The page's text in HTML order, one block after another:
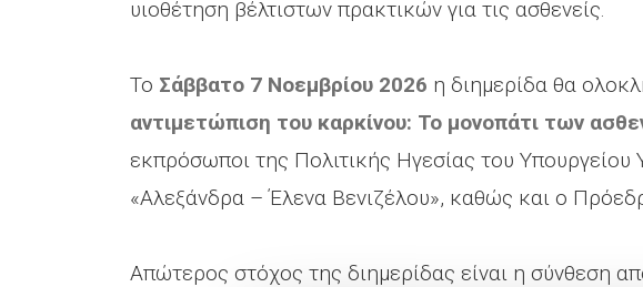
υιοθέτηση βέλτιστων πρακτικών για τις ασθενείς.
Το Σάββατο 7 Νοεμβρίου 2026 η διημερίδα θα
αντιμετώπιση του καρκίνου: Το μονοπάτι των
εκπρόσωποι της Πολιτικής Ηγεσίας του
«Αλεξάνδρα – Έλενα Βενιζέλου», καθώς και ο
Απώτερος στόχος της διημερίδας είναι η σύνθεση